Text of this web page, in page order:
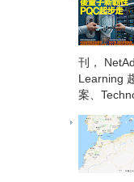
刊，
Learning
案、